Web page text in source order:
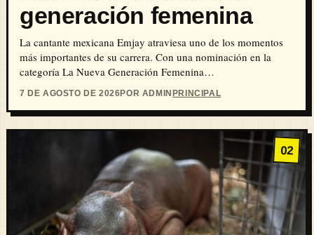
generación femenina
La cantante mexicana Emjay atraviesa uno de los momentos
más importantes de su carrera. Con una nominación en la
categoría La Nueva Generación Femenina…
7 DE AGOSTO DE 2026POR ADMINPRINCIPAL
02